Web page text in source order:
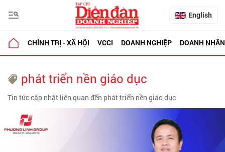
English
CHÍNH TRỊ - XÃ HỘI VCCI DOANH NGHIỆP DOANH NHÂN
phát triển nền giáo dục
Tin tức cập nhật liên quan đến phát triển nền giáo dục